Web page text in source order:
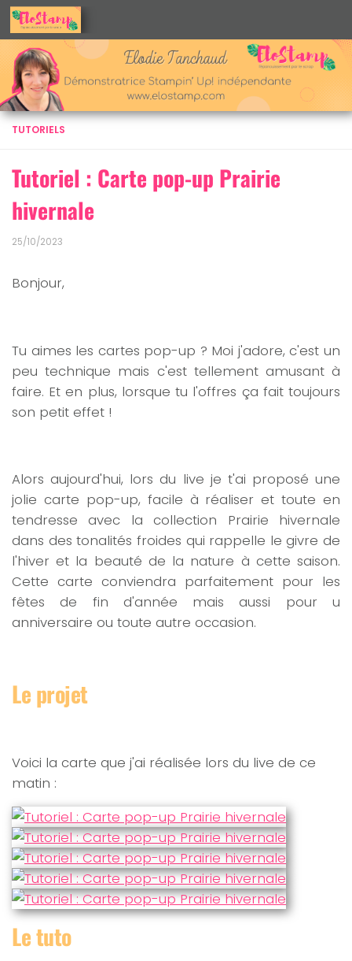
Skip to content
TUTORIELS
Tutoriel : Carte pop-up Prairie
hivernale
25/10/2023
Bonjour,
Tu aimes les cartes pop-up ? Moi j'adore, c'est un
peu technique mais c'est tellement amusant à
faire. Et en plus, lorsque tu l'offres ça fait toujours
son petit effet !
Alors aujourd'hui, lors du live je t'ai proposé une
jolie carte pop-up, facile à réaliser et toute en
tendresse avec la collection Prairie hivernale
dans des tonalités froides qui rappelle le givre de
l'hiver et la beauté de la nature à cette saison.
Cette carte conviendra parfaitement pour les
fêtes de fin d'année mais aussi pour u
anniversaire ou toute autre occasion.
Le projet
Voici la carte que j'ai réalisée lors du live de ce
matin :
Le tuto